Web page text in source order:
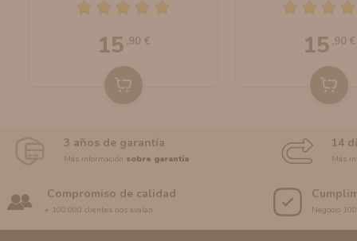
15 ,90 € 15 ,90 €
3 años de garantía
Más información sobre garantía
14
Más
Compromiso de calidad
+ 100.000 clientes nos avalan Negocio